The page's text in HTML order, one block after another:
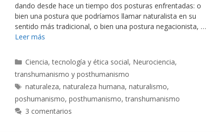
dando desde hace un tiempo dos posturas enfrentadas: o
bien una postura que podríamos llamar naturalista en su
sentido más tradicional, o bien una postura negacionista, …
Leer más
Categorías
Ciencia, tecnología y ética social, Neurociencia,
transhumanismo y posthumanismo
Etiquetas
naturaleza,naturaleza humana,naturalismo,
poshumanismo, posthumanismo,transhumanismo
3 comentarios